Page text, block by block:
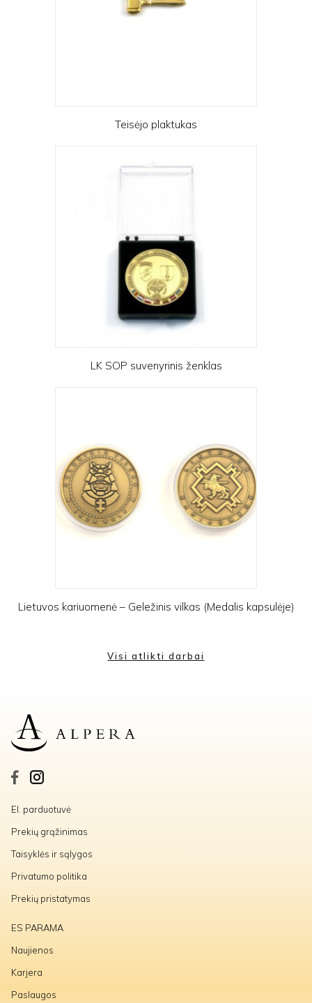
Teisėjo plaktukas
LK SOP suvenyrinis ženklas
Lietuvos kariuomenė – Geležinis vilkas (Medalis kapsulėje)
Visi atlikti darbai
El. parduotuvė
Prekių grąžinimas
Taisyklės ir sąlygos
Privatumo politika
Prekių pristatymas
ES PARAMA
Naujienos
Karjera
Paslaugos